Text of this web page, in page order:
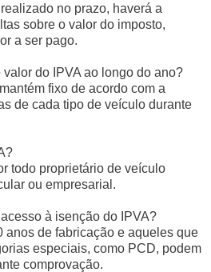
no prazo, haverá a
sobre o valor do imposto,
a ser pago.
do IPVA ao longo do ano?
fixo de acordo com a
de cada tipo de veículo durante
todo proprietário de veículo
ou empresarial.
à isenção do IPVA?
anos de fabricação e aqueles que
especiais, como PCD, podem
comprovação.